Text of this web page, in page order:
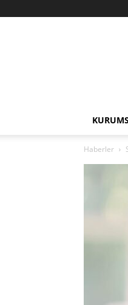
Haberler